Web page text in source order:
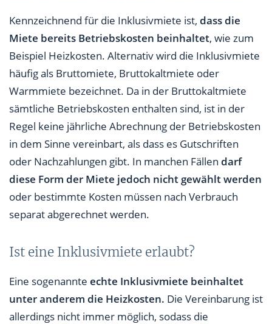
Kennzeichnend für die Inklusivmiete ist, dass die
Miete bereits Betriebskosten beinhaltet, wie zum
Beispiel Heizkosten. Alternativ wird die Inklusivmiete
häufig als Bruttomiete, Bruttokaltmiete oder
Warmmiete bezeichnet. Da in der Bruttokaltmiete
sämtliche Betriebskosten enthalten sind, ist in der
Regel keine jährliche Abrechnung der Betriebskosten
in dem Sinne vereinbart, als dass es Gutschriften
oder Nachzahlungen gibt. In manchen Fällen darf
diese Form der Miete jedoch nicht gewählt werden
oder bestimmte Kosten müssen nach Verbrauch
separat abgerechnet werden.
Ist eine Inklusivmiete erlaubt?
Eine sogenannte echte Inklusivmiete beinhaltet
unter anderem die Heizkosten. Die Vereinbarung ist
allerdings nicht immer möglich, sodass die